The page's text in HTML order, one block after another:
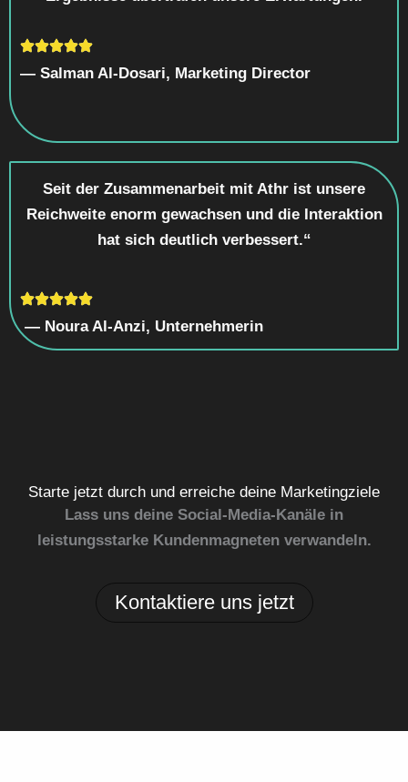
— Salman Al-Dosari, Marketing Director
Seit der Zusammenarbeit mit Athr ist unsere
Reichweite enorm gewachsen und die Interaktion
hat sich deutlich verbessert.“
— Noura Al-Anzi, Unternehmerin
Starte jetzt durch und erreiche deine Marketingziele
Lass uns deine Social-Media-Kanäle in
leistungsstarke Kundenmagneten verwandeln.
Kontaktiere uns jetzt